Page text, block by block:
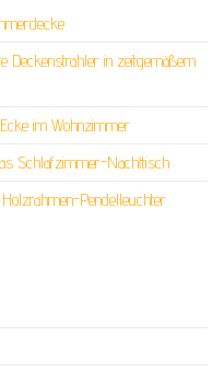
Deckenstrahler in zeitgemäßem
im Wohnzimmer
Schlafzimmer-Nachttisch
Pendelleuchter